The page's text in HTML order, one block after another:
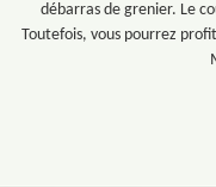
débarras de grenier. Le
Toutefois, vous pourrez